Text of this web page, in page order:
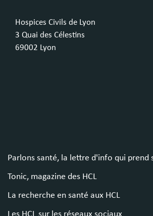
Hospices Civils de Lyon
3 Quai des Célestins
69002 Lyon
Parlons santé, la lettre d'info qui prend
Tonic, magazine des HCL
La recherche en santé aux HCL
Les HCL sur les réseaux sociaux